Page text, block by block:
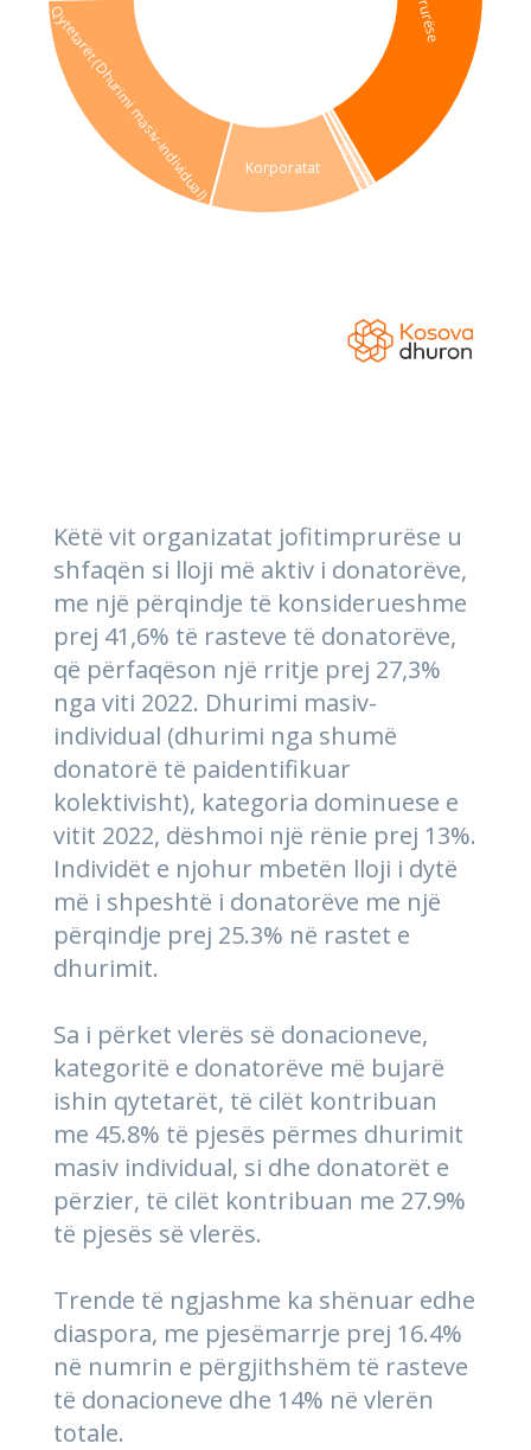
Këtë vit organizatat jofitimprurëse u
shfaqën si lloji më aktiv i donatorëve,
me një përqindje të konsiderueshme
prej 41,6% të rasteve të donatorëve,
që përfaqëson një rritje prej 27,3%
nga viti 2022. Dhurimi masiv-
individual (dhurimi nga shumë
donatorë të paidentifikuar
kolektivisht), kategoria dominuese e
vitit 2022, dëshmoi një rënie prej 13%.
Individët e njohur mbetën lloji i dytë
më i shpeshtë i donatorëve me një
përqindje prej 25.3% në rastet e
dhurimit.
Sa i përket vlerës së donacioneve,
kategoritë e donatorëve më bujarë
ishin qytetarët, të cilët kontribuan
me 45.8% të pjesës përmes dhurimit
masiv individual, si dhe donatorët e
përzier, të cilët kontribuan me 27.9%
të pjesës së vlerës.
Trende të ngjashme ka shënuar edhe
diaspora, me pjesëmarrje prej 16.4%
në numrin e përgjithshëm të rasteve
të donacioneve dhe 14% në vlerën
totale.